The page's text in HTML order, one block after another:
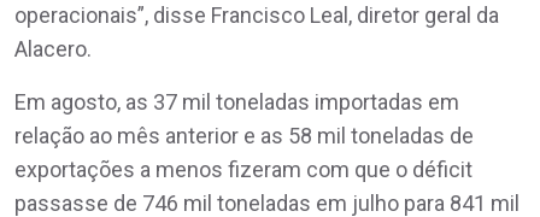
operacionais”, disse Francisco Leal, diretor geral da
Alacero.
Em agosto, as 37 mil toneladas importadas em
relação ao mês anterior e as 58 mil toneladas de
exportações a menos fizeram com que o déficit
passasse de 746 mil toneladas em julho para 841 mil